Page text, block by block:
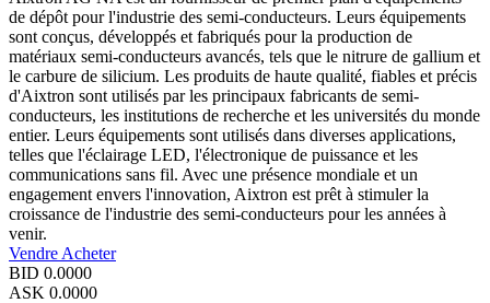
de dépôt pour l'industrie des semi-conducteurs. Leurs équipements
sont conçus, développés et fabriqués pour la production de
matériaux semi-conducteurs avancés, tels que le nitrure de gallium et
le carbure de silicium. Les produits de haute qualité, fiables et précis
d'Aixtron sont utilisés par les principaux fabricants de semi-
conducteurs, les institutions de recherche et les universités du monde
entier. Leurs équipements sont utilisés dans diverses applications,
telles que l'éclairage LED, l'électronique de puissance et les
communications sans fil. Avec une présence mondiale et un
engagement envers l'innovation, Aixtron est prêt à stimuler la
croissance de l'industrie des semi-conducteurs pour les années à
venir.
Vendre Acheter
BID 0.0000
ASK 0.0000